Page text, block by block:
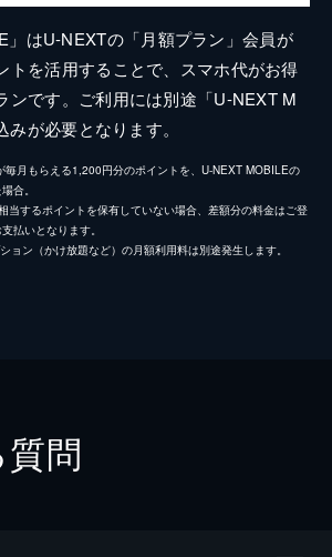
」はU-NEXTの「月額プラン」会員が
トを活用することで、スマホ代がお得
ンです。ご利用には別途「U-NEXT M
が必要となります。
毎月もらえる1,200円分のポイントを、U-NEXT MOBILEの
合。
当するポイントを保有していない場合、差額分の料金はご登
払いとなります。
ョン（かけ放題など）の月額利用料は別途発生します。
問